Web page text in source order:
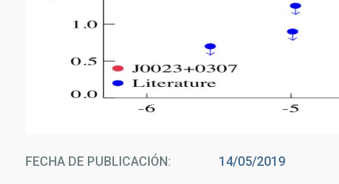
FECHA DE PUBLICACIÓN 14/05/2019